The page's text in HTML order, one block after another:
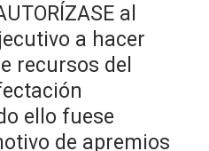
al
a hacer
recursos del
ello fuese
de apremios